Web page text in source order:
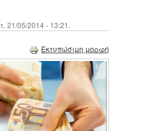
21/05/2014 - 13:21.
Εκτυπώσιμη μορφή